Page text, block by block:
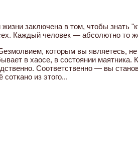
заключена в том, чтобы знать
Каждый человек — абсолютно то
которым вы являетесь,
в хаосе, в состоянии
Соответственно — вы
из этого...